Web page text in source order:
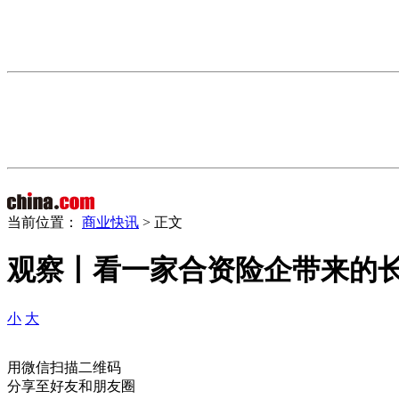
当前位置： 商业快讯 > 正文
观察丨看一家合资险企带来的
小 大
用微信扫描二维码
分享至好友和朋友圈